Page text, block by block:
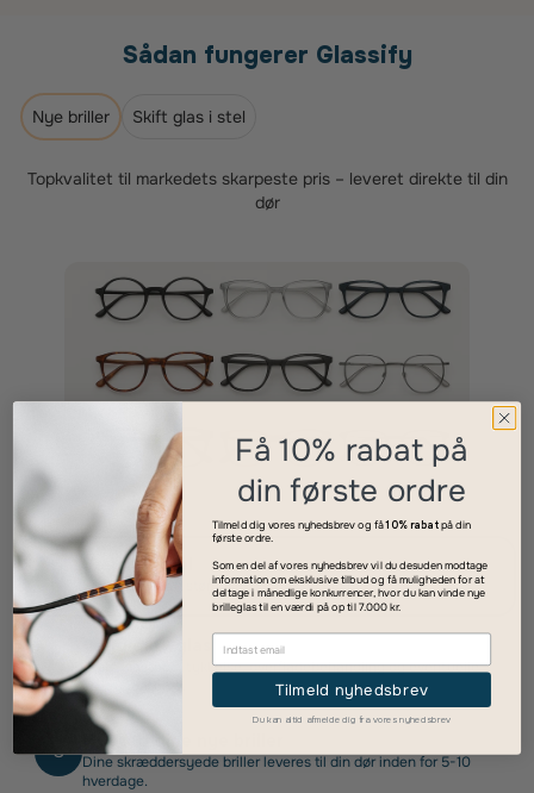
Sådan fungerer Glassify
Nye briller Skift glas i stel
Topkvalitet til markedets skarpeste pris – leveret direkte til din
dør
Vælg dit stel
Find den stil og størrelse, der passer dig bedst.
Vælg dine glas
Vælg glastype, tykkelse, overfladebehandling og eventuelle
ekstra features.
3 Modtag dine nye briller
Dine skræddersyede briller leveres til din dør inden for 5-10
hverdage.
Få 10% rabat på
din første ordre
Tilmeld dig vores nyhedsbrev og få10% rabatpå din
første ordre.
Som en del af vores nyhedsbrev vil du desuden modtage
information om eksklusive tilbud og få muligheden for at
deltage i månedlige konkurrencer, hvor du kan vinde nye
brilleglas til en værdi på op til 7.000 kr.
Tilmeld nyhedsbrev
Du kan altid afmelde dig fra vores nyhedsbrev